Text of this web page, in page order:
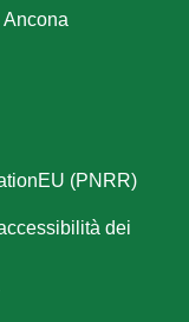
(PNRR)
dei